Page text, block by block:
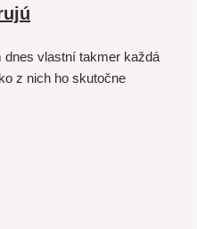
dnes vlastní takmer každá
z nich ho skutočne